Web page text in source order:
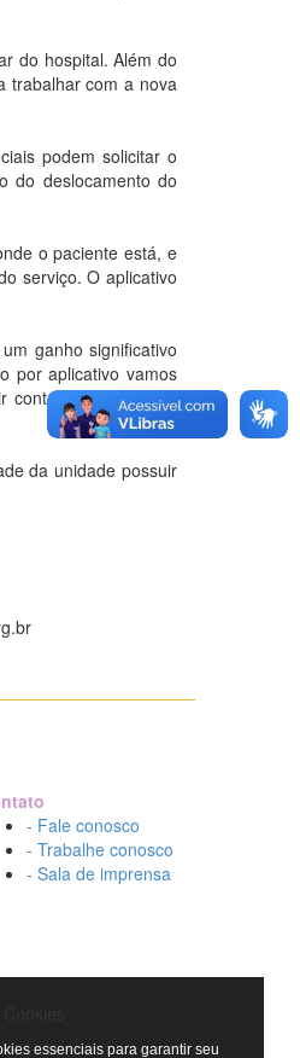
do hospital. Além do
trabalhar com a nova
podem solicitar o
do deslocamento do
o paciente está, e
serviço. O aplicativo
ganho significativo
por aplicativo vamos
controlar e organizar
da unidade possuir
- Fale conosco
- Trabalhe conosco
- Sala de imprensa
essenciais para garantir seu